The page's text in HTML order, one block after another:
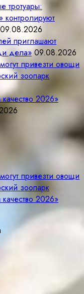
тротуары:
контролируют
09.08.2026
приглашают
дела» 09.08.2026
привезти овощи
зоопарк
2026»
привезти овощи
зоопарк
2026»